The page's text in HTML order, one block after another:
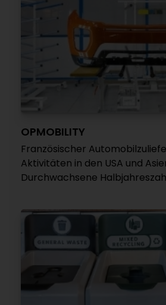
OPMOBILITY
Französischer
Aktivitäten in den USA und
Durchwachsene